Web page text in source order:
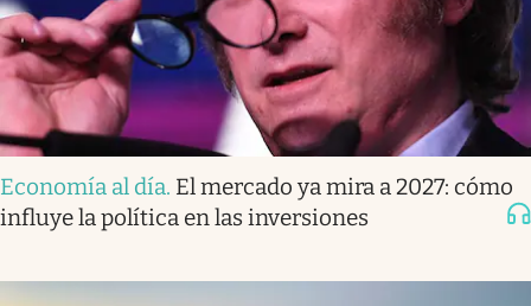
Economía al día. El mercado ya mira a 2027: cómo
influye la política en las inversiones